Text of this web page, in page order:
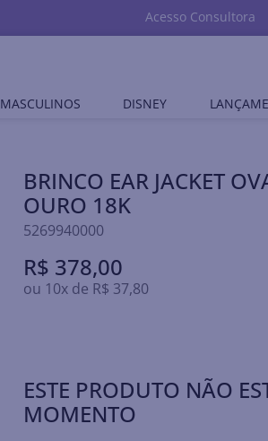
Acesso Consultora
MASCULINOS DISNEY
BRINCO EAR JACKET
OURO 18K
5269940000
R$ 378,00
ou 10x de R$ 37,80
ESTE PRODUTO NÃO
MOMENTO